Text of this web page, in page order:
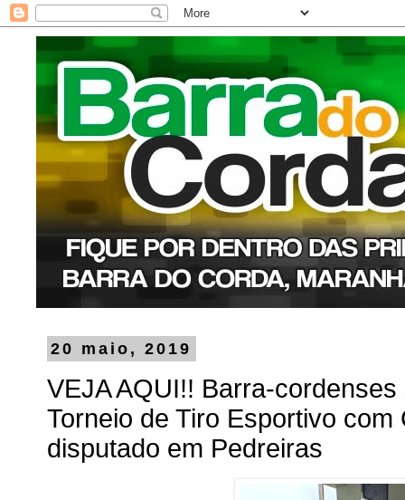
20 maio, 2019
VEJA AQUI!! Barra-
Torneio de Tiro Esportivo
disputado em Pedreiras